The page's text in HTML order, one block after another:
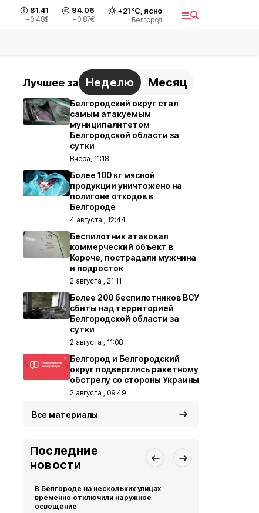
81.41
+0.48$
94.06
+0.87€
+21°С, ясно
Белгород
Лучшее за Неделю Месяц
Белгородский округ стал
самым атакуемым
муниципалитетом
Белгородской области за
сутки
Вчера, 11:18
Более 100 кг мясной
продукции уничтожено на
полигоне отходов в
Белгороде
4 августа , 12:44
Беспилотник атаковал
коммерческий объект в
Короче, пострадали мужчина
и подросток
2 августа , 21:11
Более 200 беспилотников ВСУ
сбиты над территорией
Белгородской области за
сутки
2 августа , 11:08
Белгород и Белгородский
округ подверглись ракетному
обстрелу со стороны Украины
2 августа , 09:49
Все материалы
Последние
новости
В Белгороде на нескольких улицах
временно отключили наружное
освещение